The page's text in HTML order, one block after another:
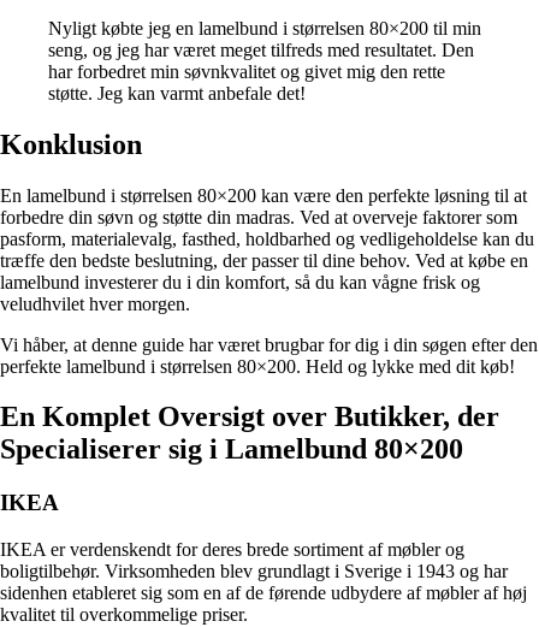
Nyligt købte jeg en lamelbund i størrelsen 80×200 til min
seng, og jeg har været meget tilfreds med resultatet. Den
har forbedret min søvnkvalitet og givet mig den rette
støtte. Jeg kan varmt anbefale det!
Konklusion
En lamelbund i størrelsen 80×200 kan være den perfekte løsning til at
forbedre din søvn og støtte din madras. Ved at overveje faktorer som
pasform, materialevalg, fasthed, holdbarhed og vedligeholdelse kan du
træffe den bedste beslutning, der passer til dine behov. Ved at købe en
lamelbund investerer du i din komfort, så du kan vågne frisk og
veludhvilet hver morgen.
Vi håber, at denne guide har været brugbar for dig i din søgen efter den
perfekte lamelbund i størrelsen 80×200. Held og lykke med dit køb!
En Komplet Oversigt over Butikker, der
Specialiserer sig i Lamelbund 80×200
IKEA
IKEA er verdenskendt for deres brede sortiment af møbler og
boligtilbehør. Virksomheden blev grundlagt i Sverige i 1943 og har
sidenhen etableret sig som en af ​​de førende udbydere af møbler af høj
kvalitet til overkommelige priser.